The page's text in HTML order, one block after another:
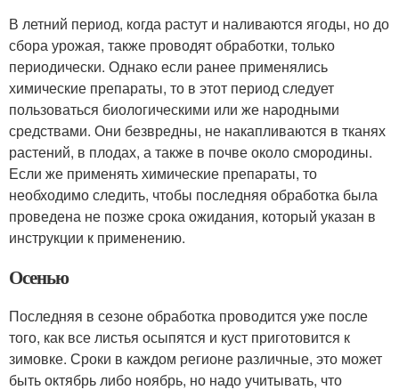
В летний период, когда растут и наливаются ягоды, но до
сбора урожая, также проводят обработки, только
периодически. Однако если ранее применялись
химические препараты, то в этот период следует
пользоваться биологическими или же народными
средствами. Они безвредны, не накапливаются в тканях
растений, в плодах, а также в почве около смородины.
Если же применять химические препараты, то
необходимо следить, чтобы последняя обработка была
проведена не позже срока ожидания, который указан в
инструкции к применению.
Осенью
Последняя в сезоне обработка проводится уже после
того, как все листья осыпятся и куст приготовится к
зимовке. Сроки в каждом регионе различные, это может
быть октябрь либо ноябрь, но надо учитывать, что